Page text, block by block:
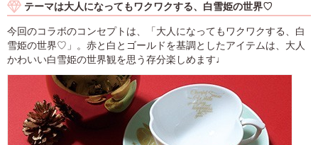
テーマは大人になってもワクワクする、白雪姫の世界♡
今回のコラボのコンセプトは、「大人になってもワクワクする、白
雪姫の世界♡」。赤と白とゴールドを基調としたアイテムは、大人
かわいい白雪姫の世界観を思う存分楽しめます♩